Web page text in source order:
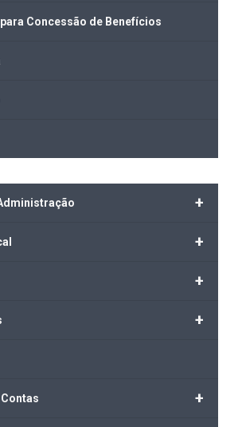
Concessão de Benefícios
+
+
+
+
+